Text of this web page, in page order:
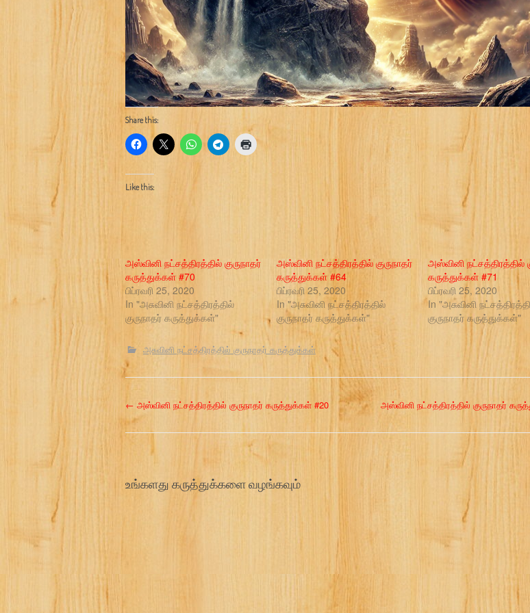
Share this:
Like this:
அஸ்வினி நட்சத்திரத்தில் குருநாதர்
கருத்துக்கள் #70
பிப்ரவரி 25, 2020
In "அசுவினி நட்சத்திரத்தில்
குருநாதர் கருத்துக்கள்"
அஸ்வினி நட்சத்திரத்தில் குருநாதர்
கருத்துக்கள் #64
பிப்ரவரி 25, 2020
In "அசுவினி நட்சத்திரத்தில்
குருநாதர் கருத்துக்கள்"
அஸ்வினி நட்சத்திரத்தில்
கருத்துக்கள் #71
பிப்ரவரி 25, 2020
In "அசுவினி
குருநாதர் கருத்துக்கள்"
அசுவினி நட்சத்திரத்தில் குருநாதர் கருத்துக்கள்
P
o
t
← அஸ்வினி நட்சத்திரத்தில் குருநாதர் கருத்துக்கள் #20 அஸ்வினி நட்சத்திரத்தில் குருநாதர்
உங்களது கருத்துக்களை வழங்கவும்